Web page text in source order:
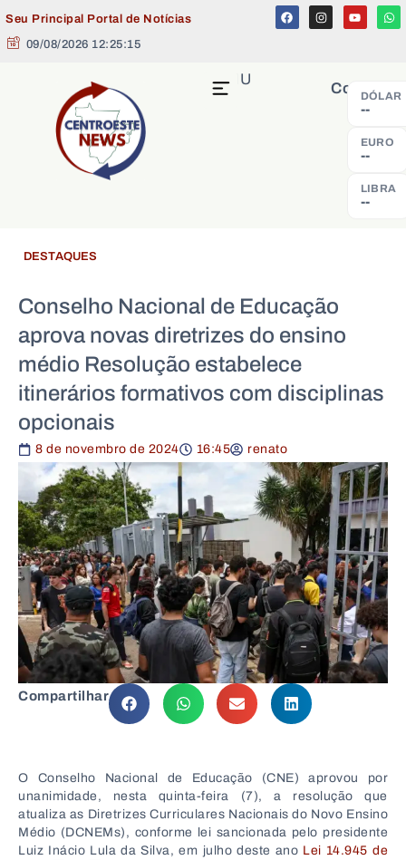
Seu Principal Portal de Notícias
09/08/2026 12:25:16
Cotação
DÓLAR
--
EURO
--
LIBRA
--
MENU
DESTAQUES
Conselho Nacional de Educação
aprova novas diretrizes do ensino
médio Resolução estabelece
itinerários formativos com disciplinas
opcionais
8 de novembro de 2024 16:45 renato
Compartilhar
O Conselho Nacional de Educação (CNE) aprovou por
unanimidade, nesta quinta-feira (7), a resolução que
atualiza as Diretrizes Curriculares Nacionais do Novo Ensino
Médio (DCNEMs), conforme lei sancionada pelo presidente
Luiz Inácio Lula da Silva, em julho deste ano Lei 14.945 de